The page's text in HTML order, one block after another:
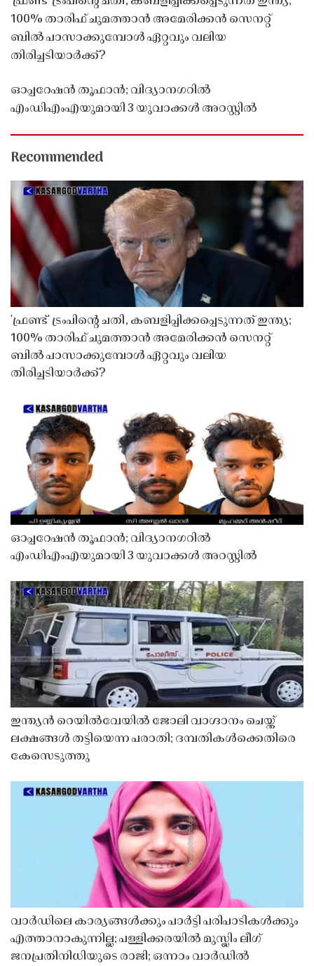
100% താരിഫ് ചുമത്താൻ അമേരിക്കൻ സെനറ്റ്
ബിൽ പാസാക്കുമ്പോൾ ഏറ്റവും വലിയ
തിരിച്ചടിയാർക്ക്?
ഓപ്പറേഷൻ തൂഫാൻ; വിദ്യാനഗറിൽ
എംഡിഎംഎയുമായി 3 യുവാക്കൾ അറസ്റ്റിൽ
Recommended
'ഫ്രണ്ട്' ട്രംപിന്റെ ചതി, കബളിപ്പിക്കപ്പെടുന്നത് ഇന്ത്യ;
100% താരിഫ് ചുമത്താൻ അമേരിക്കൻ സെനറ്റ്
ബിൽ പാസാക്കുമ്പോൾ ഏറ്റവും വലിയ
തിരിച്ചടിയാർക്ക്?
ഓപ്പറേഷൻ തൂഫാൻ; വിദ്യാനഗറിൽ
എംഡിഎംഎയുമായി 3 യുവാക്കൾ അറസ്റ്റിൽ
ഇന്ത്യൻ റെയിൽവേയിൽ ജോലി വാഗ്ദാനം ചെയ്ത്
ലക്ഷങ്ങൾ തട്ടിയെന്ന പരാതി; ദമ്പതികൾക്കെതിരെ
കേസെടുത്തു
വാർഡിലെ കാര്യങ്ങൾക്കും പാർട്ടി പരിപാടികൾക്കും
എത്താനാകുന്നില്ല; പള്ളിക്കരയിൽ മുസ്ലിം ലീഗ്
ജനപ്രതിനിധിയുടെ രാജി; ഒന്നാം വാർഡിൽ